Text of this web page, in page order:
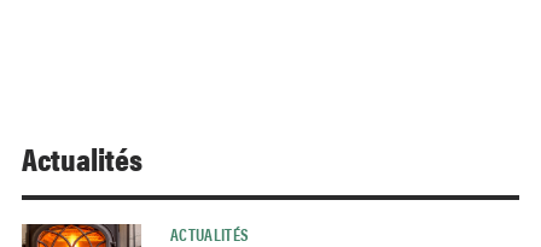
Actualités
ACTUALITÉS